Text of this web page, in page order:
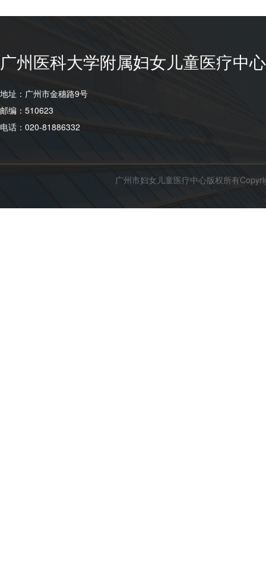
广州医科大学附属妇女儿童医疗中
地址：广州市金穗路9号
邮编：510623
电话：020-81886332
广州市妇女儿童医疗中心版权所有